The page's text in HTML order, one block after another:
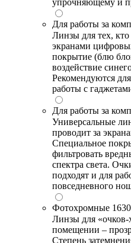
упрочняющему и
Для работы за
Линзы для тех,
экранами
покрытие (блю
воздействие
Рекомендуются
работы с
Для работы за
Универсальные
проводит за
Специальное
фильтровать
спектра света.
подходят и для
повседневного
Фотохромные
Линзы для «очков-
помещении –
Степень